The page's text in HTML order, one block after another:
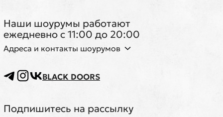
Наши шоурумы работают
ежедневно с 11:00 до 20:00
Адреса и контакты шоурумов
BLACK DOORS
Подпишитесь на рассылку